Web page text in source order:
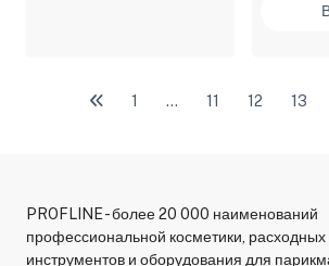
1 ... 11 12 13
PROFLINE - более 20 000 наименований
профессиональной косметики,
инструментов и оборудования для